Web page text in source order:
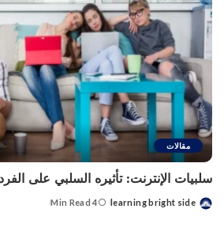
مقالات
سلبيات الإنترنت: تأثيره السلبي على
Posted
learning bright side
4 Min Read